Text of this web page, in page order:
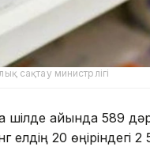
сақтау министрлігі
шілде айында 589
елдің 20 өңіріндегі 2